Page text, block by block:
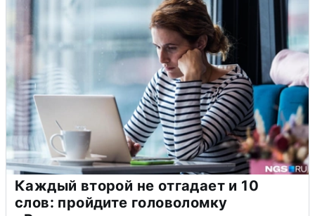
Каждый второй не отгадает и 10
слов: пройдите головоломку